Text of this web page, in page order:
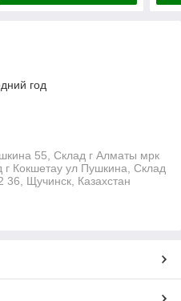
год
55, Склад г Алматы мрк
Кокшетау ул Пушкина, Склад
36, Щучинск, Казахстан